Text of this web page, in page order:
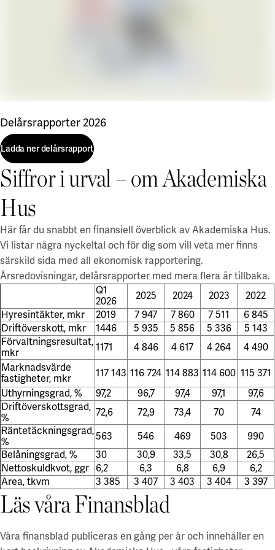
Delårsrapporter 2026
Ladda ner delårsrapport
Ladda ner delårsrapport
Siffror i urval – om Akademiska
Hus
Här får du snabbt en finansiell överblick av Akademiska Hus.
Vi listar några nyckeltal och för dig som vill veta mer finns
särskild sida med all ekonomisk rapportering.
Årsredovisningar, delårsrapporter med mera flera år tillbaka.
Q1
2026
2025 2024 2023
2022
Hyresintäkter, mkr
2019 7 947 7 860 7 511
6 845
Driftöverskott, mkr
1446 5 935 5 856 5 336
5 143
Förvaltningsresultat,
mkr
1171 4 846 4 617 4 264
4 490
Marknadsvärde
fastigheter, mkr
117 143 116 724 114 883 114 600 115 371
Uthyrningsgrad, %
97,2 96,7 97,4 97,1
97,6
Driftöverskottsgrad,
%
72,6 72,9 73,4 70
74
Räntetäckningsgrad,
%
563 546 469 503
990
Belåningsgrad, %
30 30,9 33,5 30,8
26,5
Nettoskuldkvot, ggr 6,2 6,3 6,8 6,9
6,2
Area, tkvm
3 385 3 407 3 403 3 404 3 397
Läs våra Finansblad
Våra finansblad publiceras en gång per år och innehåller en